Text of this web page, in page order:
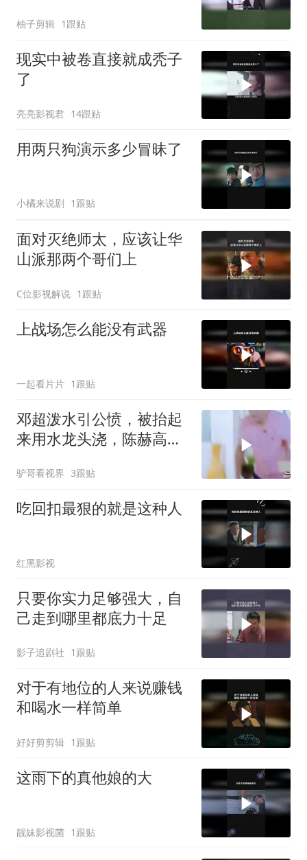
柚子剪辑 1跟贴
现实中被卷直接就成秃子
了
亮亮影视君 14跟贴
用两只狗演示多少冒昧了
小橘来说剧 1跟贴
面对灭绝师太，应该让华
山派那两个哥们上
C位影视解说 1跟贴
上战场怎么能没有武器
一起看片片 1跟贴
邓超泼水引公愤，被抬起
来用水龙头浇，陈赫高兴
驴哥看视界 3跟贴
吃回扣最狠的就是这种人
红黑影视
只要你实力足够强大，自
己走到哪里都底力十足
影子追剧社 1跟贴
对于有地位的人来说赚钱
和喝水一样简单
好好剪剪辑 1跟贴
这雨下的真他娘的大
靓妹影视菌 1跟贴